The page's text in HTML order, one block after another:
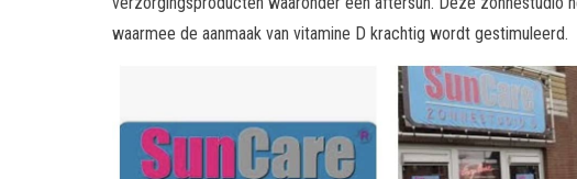
waarmee de aanmaak van vitamine D krachtig wordt gestimuleerd.